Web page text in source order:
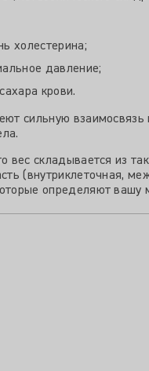
холестерина;
давление;
крови.
сильную
вес складывается из
(внутриклеточная,
определяют вашу